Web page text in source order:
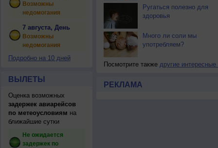
Возможны
недомогания
7 августа, День
Возможны
недомогания
Подробно на 10 дней
ВЫЛЕТЫ
Оценка возможных
задержек авиарейсов
по метеоусловиям на
ближайшие сутки
Не ожидается
задержек по
Ругаться полезно для
здоровья
Много ли соли мы
употребляем?
Посмотрите также другие интересные
РЕКЛАМА